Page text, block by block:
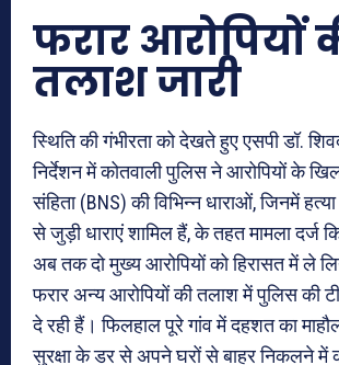
फरार आरोपियों
तलाश जारी
स्थिति की गंभीरता को देखते हुए एसपी डॉ.
निर्देशन में कोतवाली पुलिस ने आरोपियों के
संहिता (BNS) की विभिन्न धाराओं, जिनमें
से जुड़ी धाराएं शामिल हैं, के तहत मामला दर्ज
अब तक दो मुख्य आरोपियों को हिरासत में ले
फरार अन्य आरोपियों की तलाश में पुलिस की
दे रही हैं। फिलहाल पूरे गांव में दहशत का
सुरक्षा के डर से अपने घरों से बाहर निकलने में